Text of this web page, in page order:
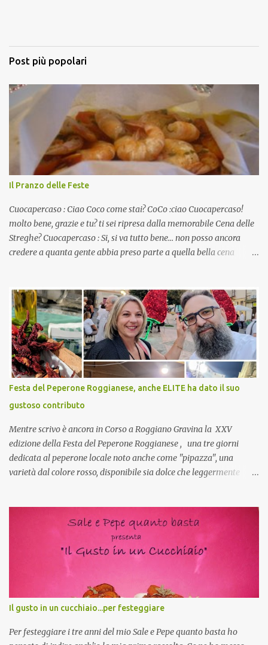
Post più popolari
Il Pranzo delle Feste
Cuocapercaso : Ciao Coco come stai? CoCo :ciao Cuocapercaso!
molto bene, grazie e tu? ti sei ripresa dalla memorabile Cena delle
Streghe? Cuocapercaso : Si, si va tutto bene… non posso ancora
credere a quanta gente abbia preso parte a quella bella cena
pranzo, racconta un po'! Perchè io avrò ospiti e cerco degli spunti...
Cuocapercaso : A dire il vero domenica prossima non preparo
nulla perché vado al Pranzo Aziendale di fine anno organizzato dai
mie capi! CoCo : Pranzo aziendale? Una bella idea! Cuocapercaso :
si, è un modo per riunirsi tutti a fine anno e tirare le somme…
naturalmente mangiando tutti insieme, con grande convivialità!
CoCo : è naturale il cibo, come sappiamo bene, funziona spesso da
collante e anche nel lavoro riesce a creare spesso l’ambiente
favorevole per molte belle opportunità, non trovi? Cuocapercaso :
Si, concordo! …addirittura si dice...
Festa del Peperone Roggianese, anche ELITE ha dato il suo
gustoso contributo
Mentre scrivo è ancora in Corso a Roggiano Gravina la XXV
edizione della Festa del Peperone Roggianese , una tre giorni
dedicata al peperone locale noto anche come "pipazza", una
varietà dal colore rosso, disponibile sia dolce che leggermente
(Pat) della Calabria. Un ingrediente versatile in cucina, utilizzato
fresco o essiccato in ricette della tradizione o in piatti innovativi.
Durante la prima serata dell'evento abbiamo avuto prova della
versatilità di questo ingrediente durante il "2° Concorso
Gastronomico di piatti a base di peperone Roggianese" ideato da
Gina Santagata , presidente dell'associazione Mongolfiera, che ha
visto coinvolte tante associazioni attive sul territorio che hanno
voluto partecipare presentando un loro piatto a base di peperone.
Da giurata del concorso insieme agli chef Francesco Luci e ...
Il gusto in un cucchiaio...per festeggiare
Per festeggiare i tre anni del mio Sale e Pepe quanto basta ho